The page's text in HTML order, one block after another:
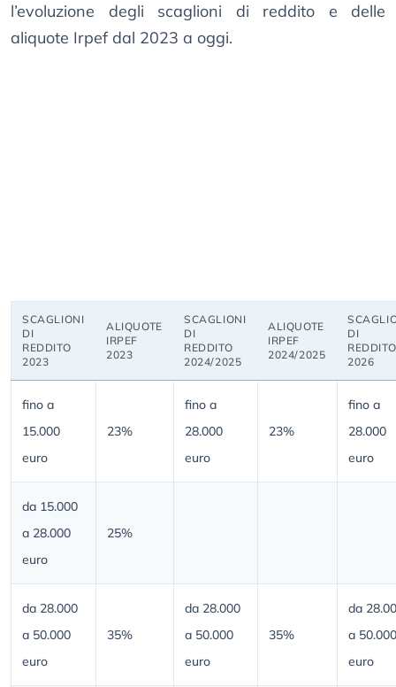
l’evoluzione degli scaglioni di reddito e delle
aliquote Irpef dal 2023 a oggi.
SCAGLIONI
DI
REDDITO
2023
ALIQUOTE
IRPEF
2023
SCAGLIONI
DI
REDDITO
2024/2025
ALIQUOTE
IRPEF
2024/2025
DI
REDDITO
2026
fino a
15.000
euro
23%
fino a
28.000
euro
23%
fino a
28.000
euro
da 15.000
a 28.000
euro
25%
da 28.000
a 50.000
euro
35%
da 28.000
a 50.000
euro
35%
da
a 50.000
euro